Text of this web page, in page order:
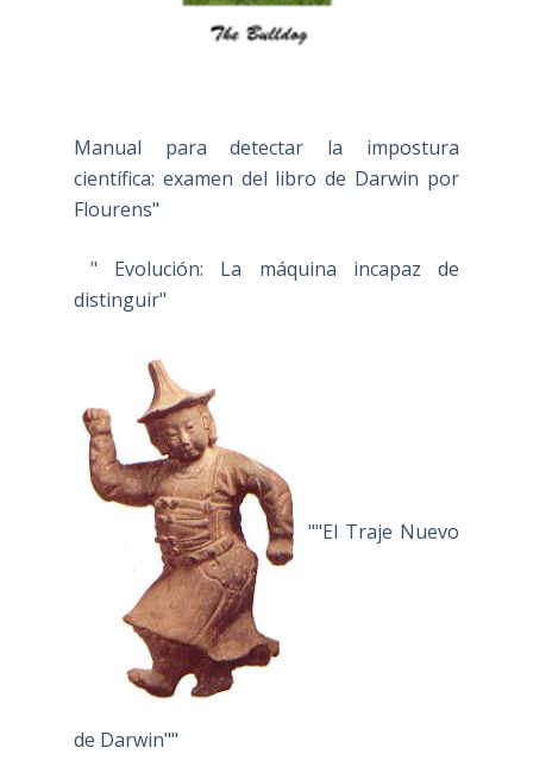
Manual para detectar la impostura
científica: examen del libro de Darwin por
Flourens"
" Evolución: La máquina incapaz de
distinguir"
""El Traje Nuevo
de Darwin""